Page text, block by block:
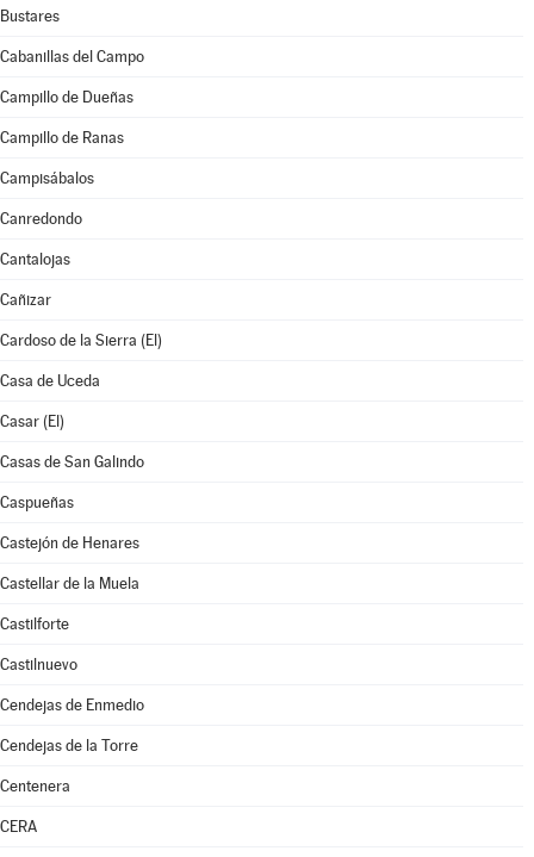
Bustares
Cabanillas del Campo
Campillo de Dueñas
Campillo de Ranas
Campisábalos
Canredondo
Cantalojas
Cañizar
Cardoso de la Sierra (El)
Casa de Uceda
Casar (El)
Casas de San Galindo
Caspueñas
Castejón de Henares
Castellar de la Muela
Castilforte
Castilnuevo
Cendejas de Enmedio
Cendejas de la Torre
Centenera
CERA